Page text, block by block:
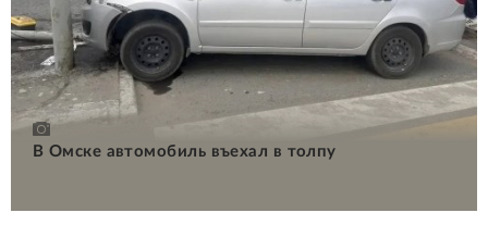
В Омске автомобиль въехал в толпу